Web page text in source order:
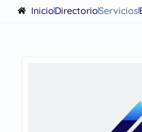
InicioDirectorioServicios